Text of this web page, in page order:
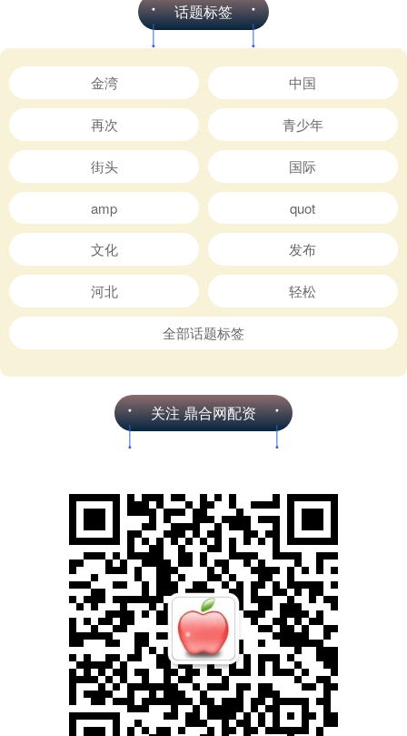
话题标签
金湾 中国
再次 青少年
街头 国际
amp quot
文化 发布
河北 轻松
全部话题标签
关注 鼎合网配资